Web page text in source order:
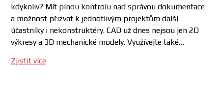
kdykoliv? Mít plnou kontrolu nad správou dokumentace
a možnost přizvat k jednotlivým projektům další
účastníky i nekonstruktéry. CAD už dnes nejsou jen 2D
výkresy a 3D mechanické modely. Využívejte také…
Zjistit více